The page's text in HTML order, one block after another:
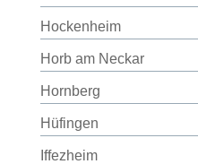
Hockenheim
Horb am Neckar
Hornberg
Hüfingen
Iffezheim